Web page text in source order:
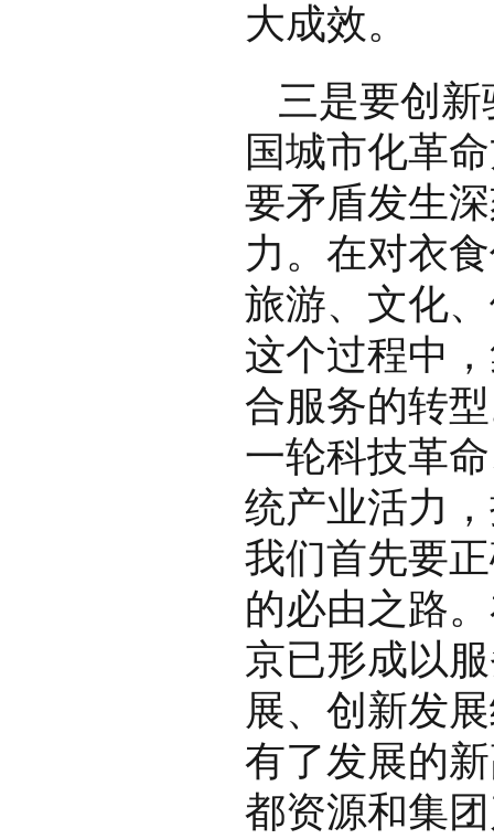
大成效。
三是要创
国城市化革
要矛盾发生
力。在对衣
旅游、文化
这个过程中
合服务的转
一轮科技革
统产业活力
我们首先要
的必由之路
京已形成以
展、创新发
有了发展的
都资源和集